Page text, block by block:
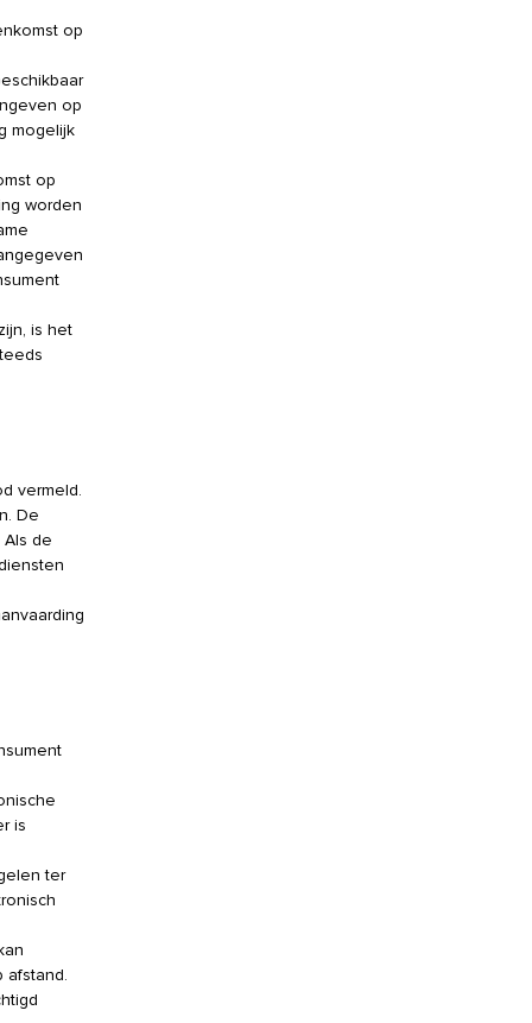
op
op
mogelijk
op
worden
is het
vermeld.
De
de
is
ter
afstand.